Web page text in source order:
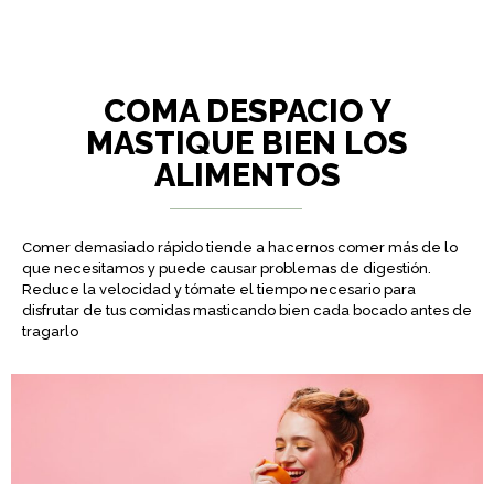
COMA DESPACIO Y
MASTIQUE BIEN LOS
ALIMENTOS
Comer demasiado rápido tiende a hacernos comer más de lo
que necesitamos y puede causar problemas de digestión.
Reduce la velocidad y tómate el tiempo necesario para
disfrutar de tus comidas masticando bien cada bocado antes de
tragarlo